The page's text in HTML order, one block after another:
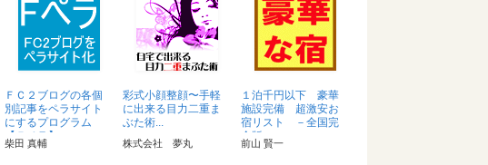
ＦＣ２ブログの各個
別記事をペラサイト
にするプログラム
【Ｆペラ】...
柴田 真輔
彩式小顔整顔〜手軽
に出来る目力二重ま
ぶた術...
株式会社 夢丸
１泊千円以下 豪華
施設完備 超激安お
宿リスト －全国完
全版－...
前山 賢一